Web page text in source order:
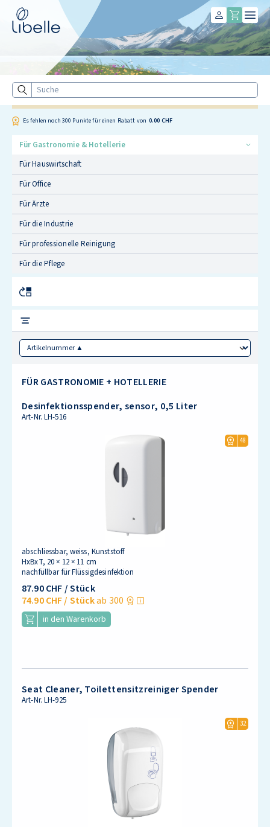
Suche
Es fehlen noch 300 Punkte für einen Rabatt von 0.00 CHF
FÜR GASTRONOMIE + HOTELLERIE
Desinfektionsspender, sensor, 0,5 Liter
Art-Nr.LH-516
48
abschliessbar, weiss, Kunststoff
HxBxT, 20 × 12 × 11 cm
nachfüllbar für Flüssigdesinfektion
87.90 CHF/ Stück
74.90 CHF/ Stückab 300
in den Warenkorb
Seat Cleaner, Toilettensitzreiniger Spender
Art-Nr.LH-925
32
Für Gastronomie & Hotellerie
Für Hauswirtschaft
Für Office
Für Ärzte
Für die Industrie
Für professionelle Reinigung
Für die Pflege
Sorting